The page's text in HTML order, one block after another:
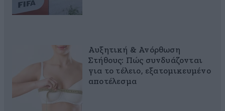
Αυξητική & Ανόρθωση
Στήθους: Πώς συνδυάζονται
για το τέλειο, εξατομικευμένο
αποτέλεσμα